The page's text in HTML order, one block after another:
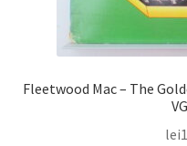
Fleetwood Mac – The Golden
lei